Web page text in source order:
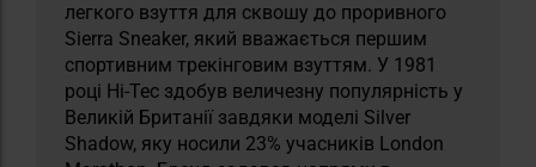
легкого взуття для сквошу до проривного
Sierra Sneaker, який вважається першим
спортивним трекінговим взуттям. У 1981
році Hi-Tec здобув величезну популярність у
Великій Британії завдяки моделі Silver
Shadow, яку носили 23% учасників London